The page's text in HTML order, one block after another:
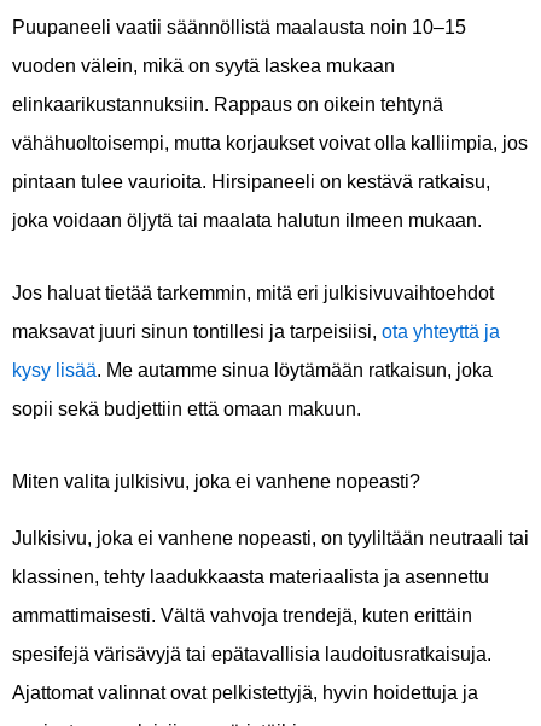
Puupaneeli vaatii säännöllistä maalausta noin 10–15
vuoden välein, mikä on syytä laskea mukaan
elinkaarikustannuksiin. Rappaus on oikein tehtynä
vähähuoltoisempi, mutta korjaukset voivat olla kalliimpia, jos
pintaan tulee vaurioita. Hirsipaneeli on kestävä ratkaisu,
joka voidaan öljytä tai maalata halutun ilmeen mukaan.
Jos haluat tietää tarkemmin, mitä eri julkisivuvaihtoehdot
maksavat juuri sinun tontillesi ja tarpeisiisi, ota yhteyttä ja
kysy lisää. Me autamme sinua löytämään ratkaisun, joka
sopii sekä budjettiin että omaan makuun.
Miten valita julkisivu, joka ei vanhene nopeasti?
Julkisivu, joka ei vanhene nopeasti, on tyyliltään neutraali tai
klassinen, tehty laadukkaasta materiaalista ja asennettu
ammattimaisesti. Vältä vahvoja trendejä, kuten erittäin
spesifejä värisävyjä tai epätavallisia laudoitusratkaisuja.
Ajattomat valinnat ovat pelkistettyjä, hyvin hoidettuja ja